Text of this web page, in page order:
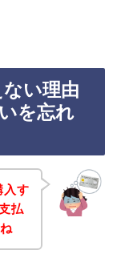
い理由
を忘れ
入す
払